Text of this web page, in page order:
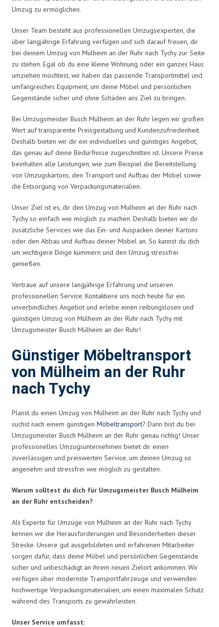
Umzug zu ermöglichen.
Unser Team besteht aus professionellen Umzugsexperten, die
über langjährige Erfahrung verfügen und sich darauf freuen, dir
bei deinem Umzug von Mülheim an der Ruhr nach Tychy zur Seite
zu stehen. Egal ob du eine kleine Wohnung oder ein ganzes Haus
umziehen möchtest, wir haben das passende Transportmittel und
umfangreiches Equipment, um deine Möbel und persönlichen
Gegenstände sicher und ohne Schäden ans Ziel zu bringen.
Bei Umzugsmeister Busch Mülheim an der Ruhr legen wir großen
Wert auf transparente Preisgestaltung und Kundenzufriedenheit.
Deshalb bieten wir dir ein individuelles und günstiges Angebot,
das genau auf deine Bedürfnisse zugeschnitten ist. Unsere Preise
beinhalten alle Leistungen, wie zum Beispiel die Bereitstellung
von Umzugskartons, den Transport und Aufbau der Möbel sowie
die Entsorgung von Verpackungsmaterialien.
Unser Ziel ist es, dir den Umzug von Mülheim an der Ruhr nach
Tychy so einfach wie möglich zu machen. Deshalb bieten wir dir
zusätzliche Services wie das Ein- und Auspacken deiner Kartons
oder den Abbau und Aufbau deiner Möbel an. So kannst du dich
um wichtigere Dinge kümmern und den Umzug stressfrei
genießen.
Vertraue auf unsere langjährige Erfahrung und unseren
professionellen Service. Kontaktiere uns noch heute für ein
unverbindliches Angebot und erlebe einen reibungslosen und
günstigen Umzug von Mülheim an der Ruhr nach Tychy mit
Umzugsmeister Busch Mülheim an der Ruhr!
Günstiger Möbeltransport
von Mülheim an der Ruhr
nach Tychy
Planst du einen Umzug von Mülheim an der Ruhr nach Tychy und
suchst nach einem günstigen Möbeltransport? Dann bist du bei
Umzugsmeister Busch Mülheim an der Ruhr genau richtig! Unser
professionelles Umzugsunternehmen bietet dir einen
zuverlässigen und preiswerten Service, um deinen Umzug so
angenehm und stressfrei wie möglich zu gestalten.
Warum solltest du dich für Umzugsmeister Busch Mülheim
an der Ruhr entscheiden?
Als Experte für Umzüge von Mülheim an der Ruhr nach Tychy
kennen wir die Herausforderungen und Besonderheiten dieser
Strecke. Unsere gut ausgebildeten und erfahrenen Mitarbeiter
sorgen dafür, dass deine Möbel und persönlichen Gegenstände
sicher und unbeschädigt an ihrem neuen Zielort ankommen. Wir
verfügen über modernste Transportfahrzeuge und verwenden
hochwertige Verpackungsmaterialien, um einen maximalen Schutz
während des Transports zu gewährleisten.
Unser Service umfasst: